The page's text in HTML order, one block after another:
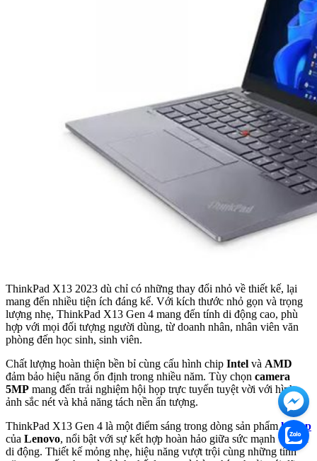
ThinkPad X13 2023 dù chỉ có những thay đổi nhỏ về thiết kế, lại
mang đến nhiều tiện ích đáng kể. Với kích thước nhỏ gọn và trọng
lượng nhẹ, ThinkPad X13 Gen 4 mang đến tính di động cao, phù
hợp với mọi đối tượng người dùng, từ doanh nhân, nhân viên văn
phòng đến học sinh, sinh viên.
Chất lượng hoàn thiện bền bỉ cùng cấu hình chip Intel và AMD
đảm bảo hiệu năng ổn định trong nhiều năm. Tùy chọn camera
5MP mang đến trải nghiệm hội họp trực tuyến tuyệt vời với hình
ảnh sắc nét và khả năng tách nền ấn tượng.
ThinkPad X13 Gen 4 là một điểm sáng trong dòng sản phẩmlaptop
của Lenovo, nổi bật với sự kết hợp hoàn hảo giữa sức mạnh và tính
di động. Thiết kế mỏng nhẹ, hiệu năng vượt trội cùng những tính